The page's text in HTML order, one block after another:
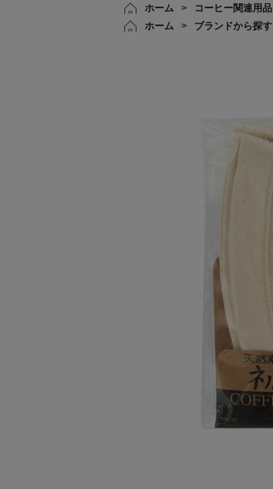
ホーム > コーヒー関連用品
ホーム
> ブランドから探す